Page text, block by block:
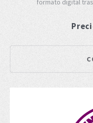
formato digital